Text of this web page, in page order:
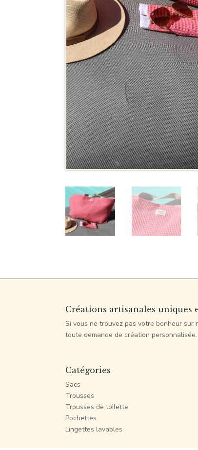
Créations artisanales uniques
Si vous ne trouvez pas votre bonheur
toute demande de création personnalisée.
Catégories
Sacs
Trousses
Trousses de toilette
Pochettes
Lingettes lavables